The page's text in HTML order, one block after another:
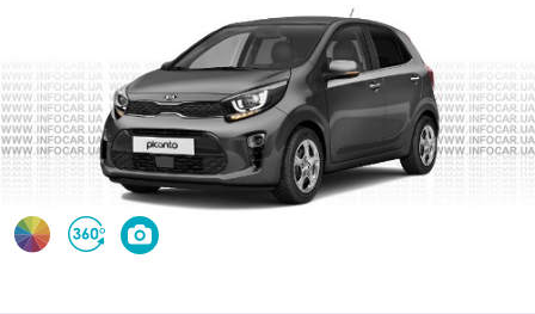
Цвета 360°